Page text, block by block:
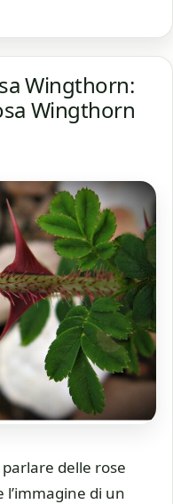
Wingthorn:
Wingthorn
delle rose
di un